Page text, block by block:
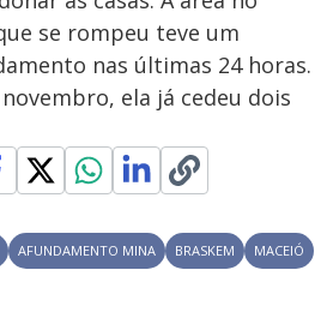
y
V
i
d
se rompeu teve um
nas últimas 24 horas.
ela já cedeu dois
AFUNDAMENTO MINA BRASKEM
MACEIÓ